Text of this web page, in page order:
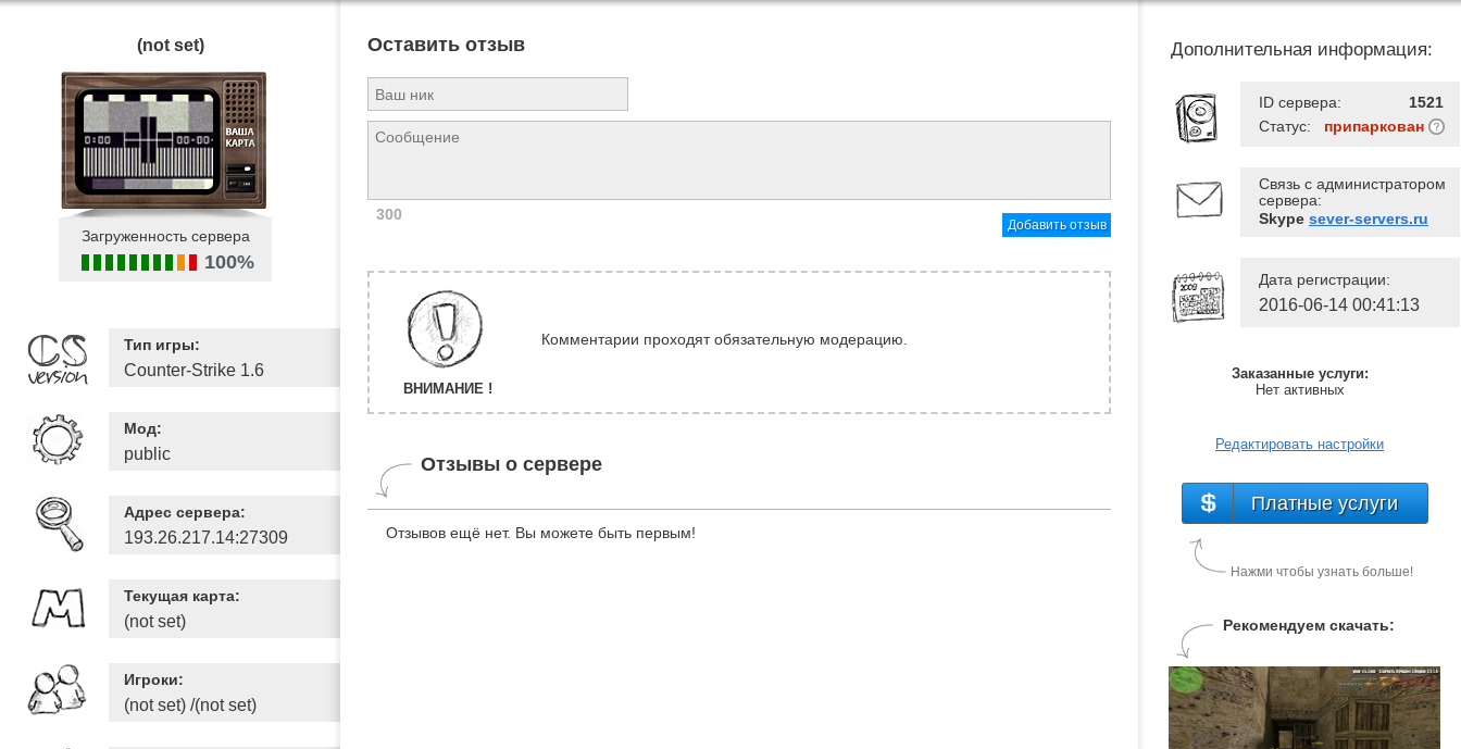
(not set)
Загруженность сервера
100%
Тип игры:
Counter-Strike 1.6
Мод:
public
Адрес сервера:
193.26.217.14:27309
Текущая карта:
(not set)
Игроки:
(not set) /(not set)
Оставить отзыв
300
Добавить отзыв
ВНИМАНИЕ !
Комментарии проходят обязательную модерацию.
Отзывы о сервере
Отзывов ещё нет. Вы можете быть первым!
Дополнительная информация:
ID сервера:
1521
Статус:
припаркован
Связь с администратором
сервера:
Skype sever-servers.ru
Дата регистрации:
2016-06-14 00:41:13
Заказанные услуги:
Нет активных
Редактировать настройки
Платные услуги
Нажми чтобы узнать больше!
Рекомендуем скачать: